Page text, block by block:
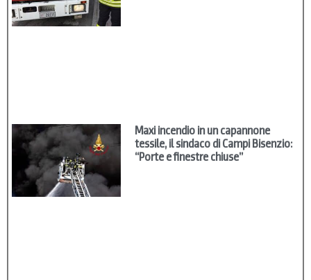
Maxi incendio in un capannone
tessile, il sindaco di Campi Bisenzio:
“Porte e finestre chiuse”